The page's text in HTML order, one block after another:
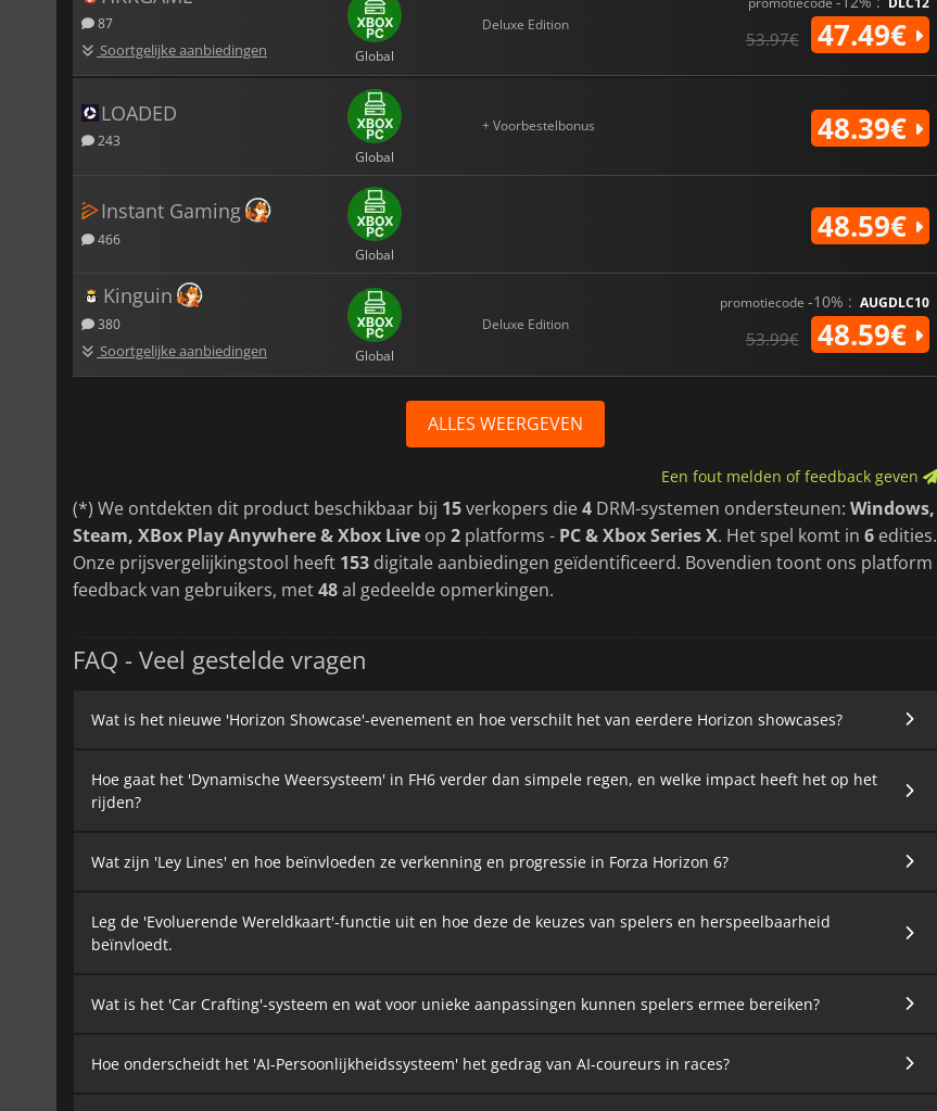
87
Soortgelijke aanbiedingen Global
Deluxe Edition
53.97€ 47.49€
LOADED
243
Global
+ Voorbestelbonus 48.39€
Instant Gaming
466
Global
48.59€
Kinguin
380
Soortgelijke aanbiedingen Global
Deluxe Edition
promotiecode -10% : AUGDLC10
53.99€ 48.59€
ALLES WEERGEVEN
Een fout melden of feedback geven
(*) We ontdekten dit product beschikbaar bij 15verkopers die4 DRM-systemen ondersteunen: Windows,
Steam, XBox Play Anywhere & Xbox Live op 2 platforms - PC & Xbox Series X. Het spel komt in 6 edities.
Onze prijsvergelijkingstool heeft 153 digitale aanbiedingen geïdentificeerd. Bovendien toont ons platform
feedback van gebruikers, met48al gedeelde opmerkingen.
FAQ - Veel gestelde vragen
Wat is het nieuwe 'Horizon Showcase'-evenement en hoe verschilt het van eerdere Horizon showcases?
Hoe gaat het 'Dynamische Weersysteem' in FH6 verder dan simpele regen, en welke impact heeft het op het
rijden?
Wat zijn 'Ley Lines' en hoe beïnvloeden ze verkenning en progressie in Forza Horizon 6?
Leg de 'Evoluerende Wereldkaart'-functie uit en hoe deze de keuzes van spelers en herspeelbaarheid
beïnvloedt.
Wat is het 'Car Crafting'-systeem en wat voor unieke aanpassingen kunnen spelers ermee bereiken?
Hoe onderscheidt het 'AI-Persoonlijkheidssysteem' het gedrag van AI-coureurs in races?